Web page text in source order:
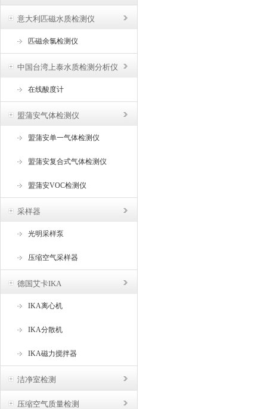
意大利匹磁水质检测仪
匹磁余氯检测仪
中国台湾上泰水质检测分析仪
在线酸度计
盟蒲安气体检测仪
盟蒲安单一气体检测仪
盟蒲安复合式气体检测仪
盟蒲安VOC检测仪
采样器
光明采样泵
压缩空气采样器
德国艾卡IKA
IKA离心机
IKA分散机
IKA磁力搅拌器
洁净室检测
压缩空气质量检测